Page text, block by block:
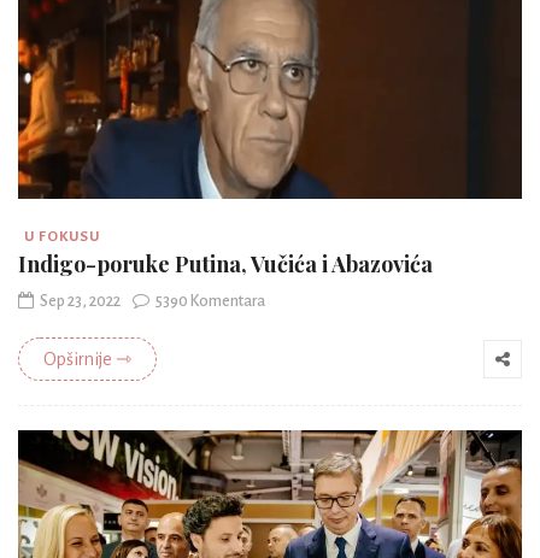
U FOKUSU
Indigo-poruke Putina, Vučića i Abazovića
Sep 23, 2022 5390 Komentara
Opširnije ⇾